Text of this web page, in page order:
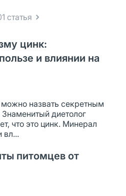
статья
цинк:
и влиянии на
назвать секретным
диетолог
что это цинк. Минерал
вл...
питомцев от